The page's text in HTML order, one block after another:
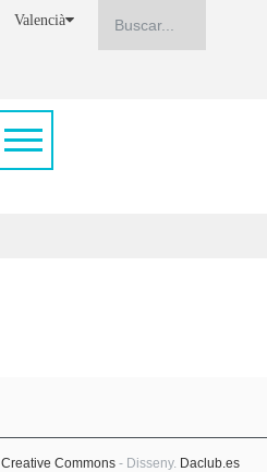
Valencià
Creative Commons - Disseny. Daclub.es